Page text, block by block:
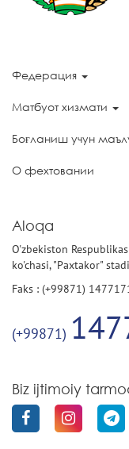
Федерация
Матбуот хизмати
Боғланиш учун
О фехтовании
Aloqa
O'zbekiston
ko'chasi, "Paxtakor"
Faks : (+99871)
(+99871)
Biz ijtimoiy